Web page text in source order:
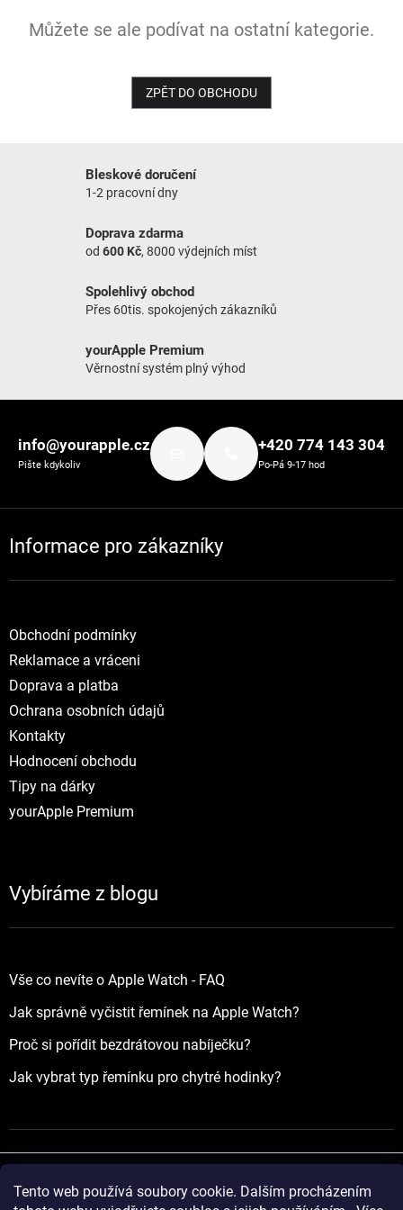
Tento web používá soubory cookie. Dalším procházením
NOVINKY
Můžete se ale podívat na ostatní kategorie.
ZPĚT DO OBCHODU
Bleskové doručení
1-2 pracovní dny
Doprava zdarma
od 600 Kč, 8000 výdejních míst
Spolehlivý obchod
Přes 60tis. spokojených zákazníků
yourApple Premium
Věrnostní systém plný výhod
info@yourapple.cz
Pište kdykoliv
+420 774 143 304
Po-Pá 9-17 hod
Informace pro zákazníky
Obchodní podmínky
Reklamace a vráceni
Doprava a platba
Ochrana osobních údajů
Kontakty
Hodnocení obchodu
Tipy na dárky
yourApple Premium
Vybíráme z blogu
Vše co nevíte o Apple Watch - FAQ
Jak správně vyčistit řemínek na Apple Watch?
Proč si pořídit bezdrátovou nabíječku?
Jak vybrat typ řemínku pro chytré hodinky?
Vytvořil Shoptet